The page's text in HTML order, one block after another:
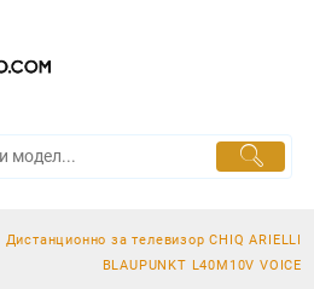
Дистанционно за телевизор CHIQ ARIELLI
BLAUPUNKT L40M10V VOICE